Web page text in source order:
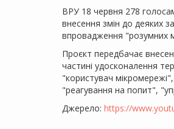
ВРУ 18 червня 278
внесення змін до деяких
впровадження "розумних
Проєкт передбачає
частині удосконалення
"користувач
"реагування на попит",
Джерело: https://